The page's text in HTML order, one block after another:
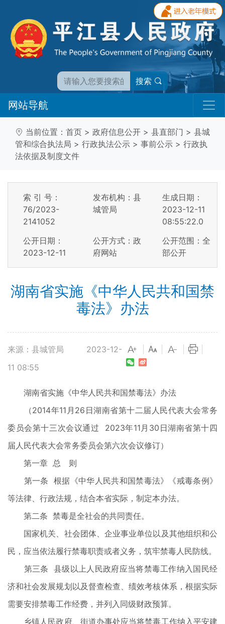
搜索
网站导航
当前位置： 首页 > 政府信息公开 > 县直部门 > 县城
管和综合执法局 > 行政执法公示 > 事前公示 > 行政执
法依据及制度文件
索 引 号：
76/2023-
2141052
发布机构：县
城管局
生成日期：
2023-12-11
08:55:22.0
公开日期：
2023-12-11
公开方式：政
府网站
公开范围：全
部公开
湖南省实施《中华人民共和国禁
毒法》办法
来源：县城管局
2023-12-
11 08:55
湖南省实施《中华人民共和国禁毒法》办法
（2014年11月26日湖南省第十二届人民代表大会常务
委员会第十三次会议通过 2023年11月30日湖南省第十四
届人民代表大会常务委员会第六次会议修订）
第一章 总 则
第一条 根据《中华人民共和国禁毒法》《戒毒条例》
等法律、行政法规，结合本省实际，制定本办法。
第二条 禁毒是全社会的共同责任。
国家机关、社会团体、企业事业单位以及其他组织和公
民，应当依法履行禁毒职责或者义务，筑牢禁毒人民防线。
第三条 县级以上人民政府应当将禁毒工作纳入国民经
济和社会发展规划以及督查检查、绩效考核体系，根据实际
需要安排禁毒工作经费，并列入同级财政预算。
乡镇人民政府、街道办事处应当将禁毒工作纳入平安建